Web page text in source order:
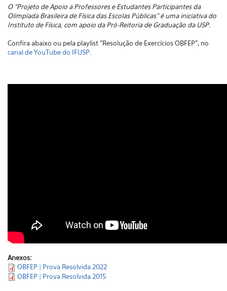
O “Projeto de Apoio a Professores e Estudantes Participantes da
Olimpíada Brasileira de Física das Escolas Públicas” é uma iniciativa do
Instituto de Física, com apoio da Pró-Reitoria de Graduação da USP.
Confira abaixo ou pela playlist "Resolução de Exercícios OBFEP", no
canal de YouTube do IFUSP
Anexos:
OBFEP | Prova Resolvida 2022
OBFEP | Prova Resolvida 2015